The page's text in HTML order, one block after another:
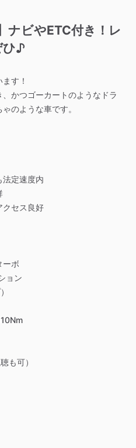
ナビやETC付き！レ
ひ♪
す！
かつゴーカートのようなドラ
のような車です。
法定速度内
クセス良好
ーボ
ョン
も可）